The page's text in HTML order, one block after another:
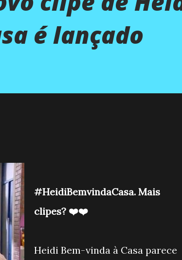
é lançado
#HeidiBemvindaCasa. Mais
clipes? ❤️❤️
Heidi Bem-vinda à Casa parece